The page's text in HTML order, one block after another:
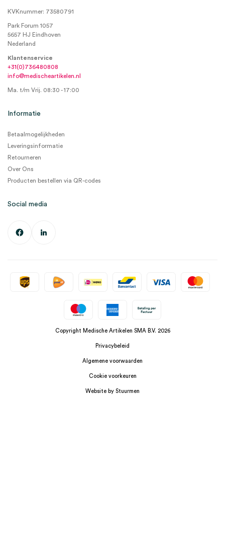
KVKnummer: 73580791
Park Forum 1057
5657 HJ Eindhoven
Nederland
Klantenservice
+31(0)736480808
info@medischeartikelen.nl
Ma. t/m Vrij. 08:30 - 17:00
Informatie
Betaalmogelijkheden
Leveringsinformatie
Retourneren
Over Ons
Producten bestellen via QR-codes
Social media
Copyright Medische Artikelen SMA B.V. 2026
Privacybeleid
Algemene voorwaarden
Cookie voorkeuren
Website by Stuurmen